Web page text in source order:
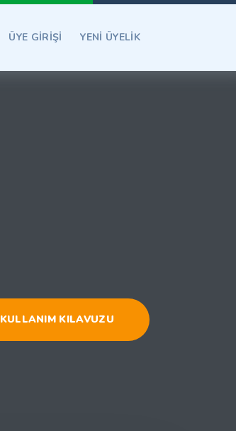
ÜYE GİRİŞİ YENİ ÜYELİK
KULLANIM KILAVUZU